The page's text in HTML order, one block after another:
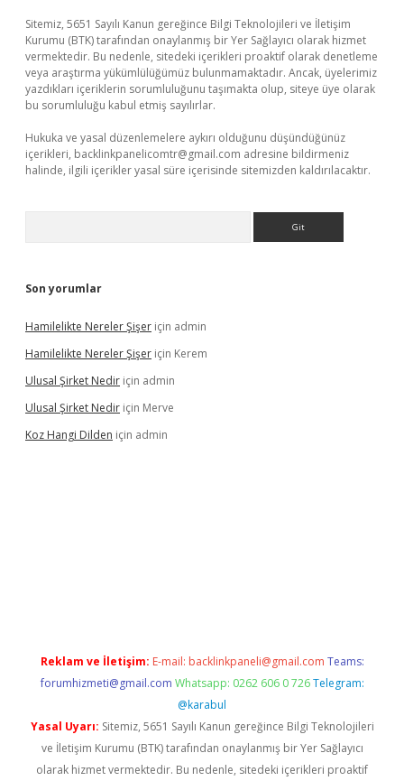
Sitemiz, 5651 Sayılı Kanun gereğince Bilgi Teknolojileri ve İletişim
Kurumu (BTK) tarafından onaylanmış bir Yer Sağlayıcı olarak hizmet
vermektedir. Bu nedenle, sitedeki içerikleri proaktif olarak denetleme
veya araştırma yükümlülüğümüz bulunmamaktadır. Ancak, üyelerimiz
yazdıkları içeriklerin sorumluluğunu taşımakta olup, siteye üye olarak
bu sorumluluğu kabul etmiş sayılırlar.
Hukuka ve yasal düzenlemelere aykırı olduğunu düşündüğünüz
içerikleri, backlinkpanelicomtr@gmail.com adresine bildirmeniz
halinde, ilgili içerikler yasal süre içerisinde sitemizden kaldırılacaktır.
Son yorumlar
Hamilelikte Nereler Şişer için admin
Hamilelikte Nereler Şişer için Kerem
Ulusal Şirket Nedir için admin
Ulusal Şirket Nedir için Merve
Koz Hangi Dilden için admin
Reklam ve İletişim: E-mail: backlinkpaneli@gmail.com Teams:
forumhizmeti@gmail.com Whatsapp: 0262 606 0 726 Telegram:
@karabul
Yasal Uyarı: Sitemiz, 5651 Sayılı Kanun gereğince Bilgi Teknolojileri
ve İletişim Kurumu (BTK) tarafından onaylanmış bir Yer Sağlayıcı
olarak hizmet vermektedir. Bu nedenle, sitedeki içerikleri proaktif